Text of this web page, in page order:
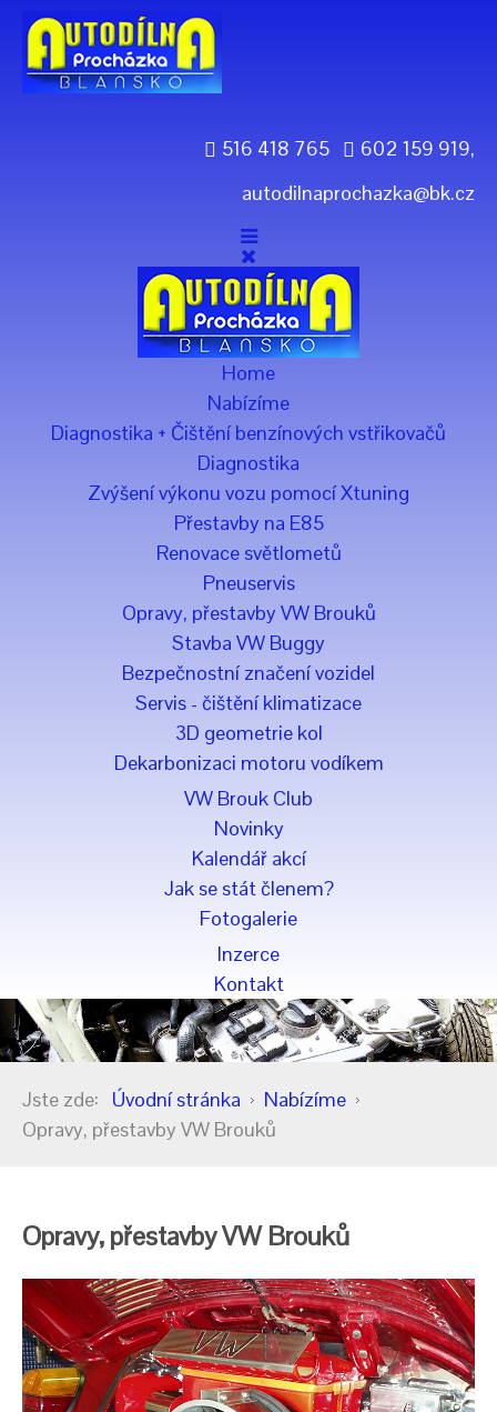
516 418 765
602 159 919,
autodilnaprochazka@bk.cz
Home
Nabízíme
Diagnostika + Čištění benzínových vstřikovačů
Diagnostika
Zvýšení výkonu vozu pomocí Xtuning
Přestavby na E85
Renovace světlometů
Pneuservis
Opravy, přestavby VW Brouků
Stavba VW Buggy
Bezpečnostní značení vozidel
Servis - čištění klimatizace
3D geometrie kol
Dekarbonizaci motoru vodíkem
VW Brouk Club
Novinky
Kalendář akcí
Jak se stát členem?
Fotogalerie
Inzerce
Kontakt
Jste zde: Úvodní stránka
Nabízíme
Opravy, přestavby VW Brouků
Opravy, přestavby VW Brouků
YearMonth
YearMonth